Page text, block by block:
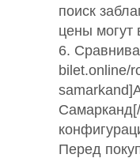
поиск
цены могут
6.
bilet.online/
Перед